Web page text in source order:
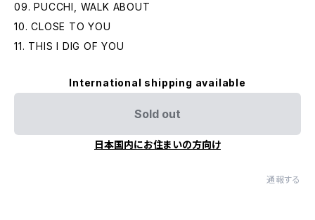
09. PUCCHI, WALK ABOUT
10. CLOSE TO YOU
11. THIS I DIG OF YOU
International shipping available
Sold out
日本国内にお住まいの方向け
通報する